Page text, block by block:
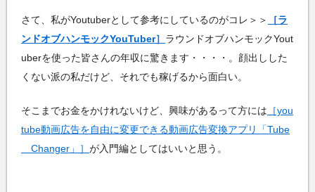
さて、私がYoutuberとして参考にしているのがコレ＞＞
［ラ
ンドオブハンモックYouTuber］ ラウンドオブハンモックYout
uberを使った皆さんの年収に驚きます・・・・。顔出しした
くない派の私だけど、それでも稼げるから面白い。
そこまでお金をかけれないけど、興味があるって方には ［you
tube動画広告を自由に変更できる動画広告変換アプリ「Tube
Changer」］ が入門編としてはいいと思う。